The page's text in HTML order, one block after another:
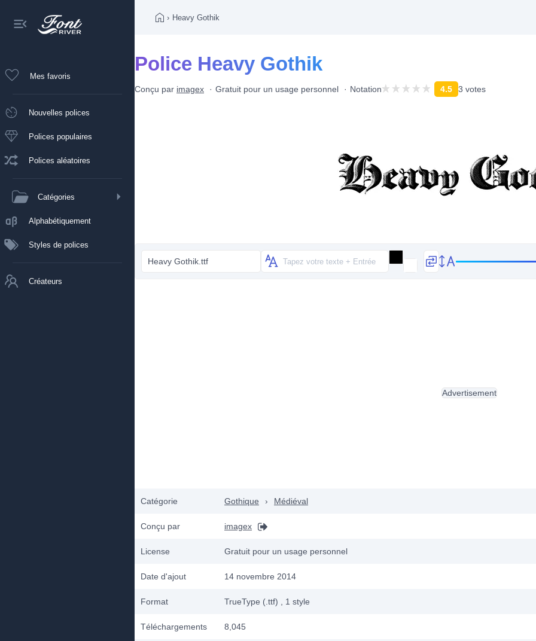
Mes favoris
Nouvelles polices
Polices populaires
Polices aléatoires
Catégories
Alphabétiquement
Styles de polices
Créateurs
› Heavy Gothik
Police Heavy Gothik
Conçu par imagex Gratuit pour un usage personnel Notation 4.5 3 votes
Heavy Gothik.ttf
Catégorie Gothique › Médiéval
Conçu par imagex
License Gratuit pour un usage personnel
Date d'ajout 14 novembre 2014
Format TrueType (.ttf) , 1 style
Téléchargements 8,045
Advertisement